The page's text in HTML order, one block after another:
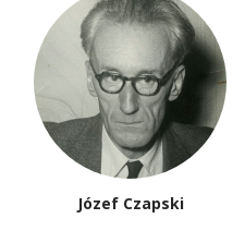
Józef Czapski